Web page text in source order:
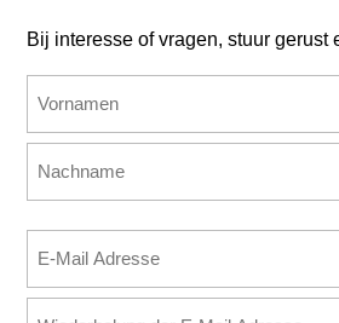
Bij interesse of vragen, stuur gerust